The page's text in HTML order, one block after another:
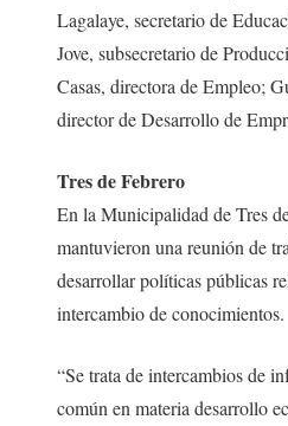
Lagalaye, secretario de
Jove, subsecretario de
Casas, directora de Empleo;
director de Desarrollo de
Tres de Febrero
En la Municipalidad de Tres
mantuvieron una reunión de
desarrollar políticas públicas
intercambio de conocimientos.
“Se trata de intercambios de
común en materia desarrollo